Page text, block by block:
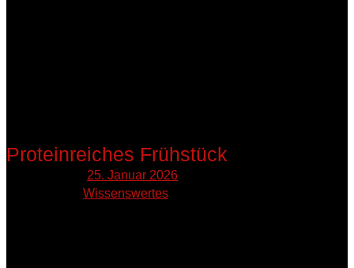
Proteinreiches Frühstück
25. Januar 2026
Wissenswertes